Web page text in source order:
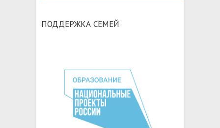
ПОДДЕРЖКА СЕМЕЙ